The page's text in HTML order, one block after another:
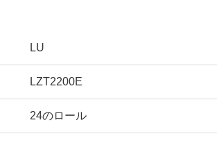
LU
LZT2200E
24のロール